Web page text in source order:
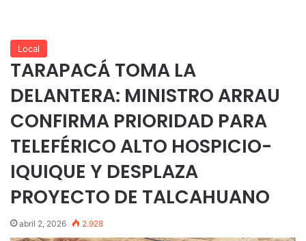
Local
TARAPACÁ TOMA LA
DELANTERA: MINISTRO ARRAU
CONFIRMA PRIORIDAD PARA
TELEFÉRICO ALTO HOSPICIO-
IQUIQUE Y DESPLAZA
PROYECTO DE TALCAHUANO
abril 2, 2026 2.928